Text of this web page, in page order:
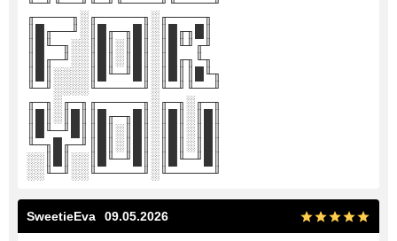
╓────╖░╓─────╖░╓────╖
║█╓──╜░║█╓─╖█║░║█╓╖█║
║█╙─╖░░║█║░║█║░║█╙╜╓╜
║█╓─╜░░║█║░║█║░║█╓╖╙╖
║█║░░░░║█╙─╜█║░║█║║█╙╖
╙─╜░░░░╙─────╜░╙─╜╙──╜
╓─╖░╓─╖╓─────╖░╓─╖░╓─╖
║█║░║█║║█╓─╖█║░║█║░║█║
║█╙─╜█║║█║░║█║░║█║░║█║
╙─╖█╓─╜║█║░║█║░║█║░║█║
░░║█║░░║█╙─╜█║░║█╙─╜█║
░░╙─╜░░╙─────╜░╙─────╜
SweetieEva 09.05.2026